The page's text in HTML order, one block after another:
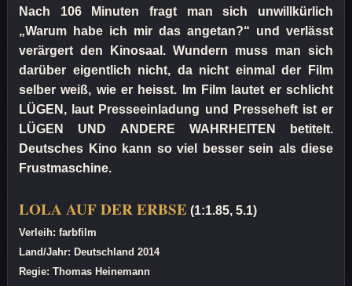
Nach 106 Minuten fragt man sich unwillkürlich
„Warum habe ich mir das angetan?“ und verlässt
verärgert den Kinosaal. Wundern muss man sich
darüber eigentlich nicht, da nicht einmal der Film
selber weiß, wie er heisst. Im Film lautet er schlicht
LÜGEN, laut Presseeinladung und Presseheft ist er
LÜGEN UND ANDERE WAHRHEITEN betitelt.
Deutsches Kino kann so viel besser sein als diese
Frustmaschine.
LOLA AUF DER ERBSE (1:1.85, 5.1)
Verleih: farbfilm
Land/Jahr: Deutschland 2014
Regie: Thomas Heinemann